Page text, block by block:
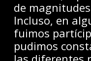
de
Incluso, en
fuimos
pudimos